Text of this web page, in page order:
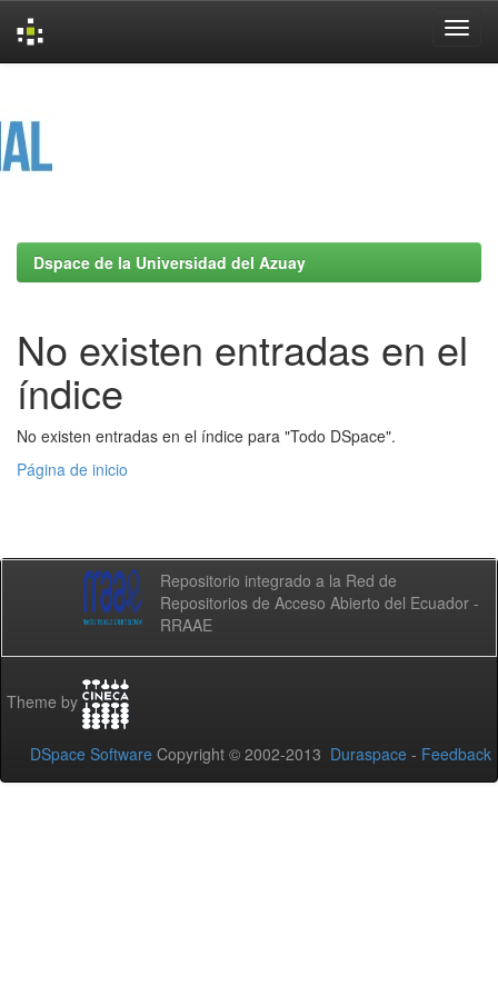
Dspace de la Universidad del Azuay
No existen entradas en el
índice
No existen entradas en el índice para "Todo DSpace".
Página de inicio
Repositorio integrado a la Red de
Repositorios de Acceso Abierto del Ecuador -
RRAAE
Theme by
DSpace Software Copyright © 2002-2013 Duraspace - Feedback